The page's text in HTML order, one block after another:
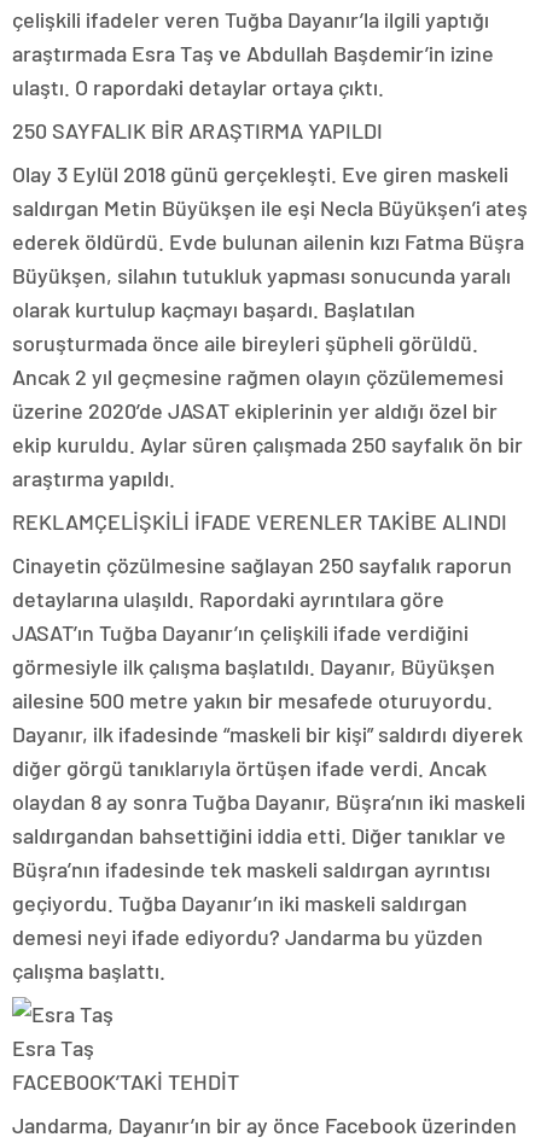
çelişkili ifadeler veren Tuğba Dayanır’la ilgili yaptığı
araştırmada Esra Taş ve Abdullah Başdemir’in izine
ulaştı. O rapordaki detaylar ortaya çıktı.
250 SAYFALIK BİR ARAŞTIRMA YAPILDI
Olay 3 Eylül 2018 günü gerçekleşti. Eve giren maskeli
saldırgan Metin Büyükşen ile eşi Necla Büyükşen’i ateş
ederek öldürdü. Evde bulunan ailenin kızı Fatma Büşra
Büyükşen, silahın tutukluk yapması sonucunda yaralı
olarak kurtulup kaçmayı başardı. Başlatılan
soruşturmada önce aile bireyleri şüpheli görüldü.
Ancak 2 yıl geçmesine rağmen olayın çözülememesi
üzerine 2020’de JASAT ekiplerinin yer aldığı özel bir
ekip kuruldu. Aylar süren çalışmada 250 sayfalık ön bir
araştırma yapıldı.
REKLAMÇELİŞKİLİ İFADE VERENLER TAKİBE ALINDI
Cinayetin çözülmesine sağlayan 250 sayfalık raporun
detaylarına ulaşıldı. Rapordaki ayrıntılara göre
JASAT’ın Tuğba Dayanır’ın çelişkili ifade verdiğini
görmesiyle ilk çalışma başlatıldı. Dayanır, Büyükşen
ailesine 500 metre yakın bir mesafede oturuyordu.
Dayanır, ilk ifadesinde “maskeli bir kişi” saldırdı diyerek
diğer görgü tanıklarıyla örtüşen ifade verdi. Ancak
olaydan 8 ay sonra Tuğba Dayanır, Büşra’nın iki maskeli
saldırgandan bahsettiğini iddia etti. Diğer tanıklar ve
Büşra’nın ifadesinde tek maskeli saldırgan ayrıntısı
geçiyordu. Tuğba Dayanır’ın iki maskeli saldırgan
demesi neyi ifade ediyordu? Jandarma bu yüzden
çalışma başlattı.
Esra Taş
FACEBOOK’TAKİ TEHDİT
Jandarma, Dayanır’ın bir ay önce Facebook üzerinden